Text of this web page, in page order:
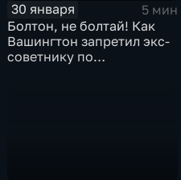
30 января
5 мин
Болтон, не болтай! Как
Вашингтон запретил экс-
советнику по